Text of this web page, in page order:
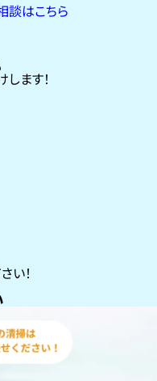
談はこちら
ます！
い！